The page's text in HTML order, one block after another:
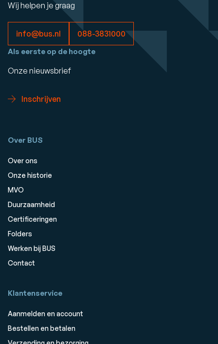
Wij helpen je graag
info@bus.nl 088-3831000
Als eerste op de hoogte
Onze nieuwsbrief
Inschrijven
Over BUS
Over ons
Onze historie
MVO
Duurzaamheid
Certificeringen
Folders
Werken bij BUS
Contact
Klantenservice
Aanmelden en account
Bestellen en betalen